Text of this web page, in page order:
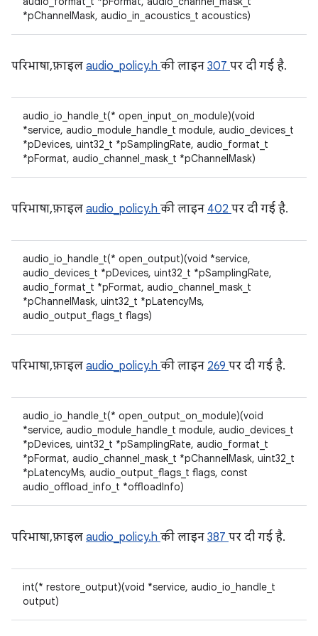
*pChannelMask, audio_in_acoustics_t acoustics)
परिभाषा, फ़ाइल audio_policy.h की लाइन 307 पर दी गई है.
audio_io_handle_t(* open_input_on_module)(void
*service, audio_module_handle_t module, audio_devices_t
*pDevices, uint32_t *pSamplingRate, audio_format_t
*pFormat, audio_channel_mask_t *pChannelMask)
परिभाषा, फ़ाइल audio_policy.h की लाइन 402 पर दी गई है.
audio_io_handle_t(* open_output)(void *service,
audio_devices_t *pDevices, uint32_t *pSamplingRate,
audio_format_t *pFormat, audio_channel_mask_t
*pChannelMask, uint32_t *pLatencyMs,
audio_output_flags_t flags)
परिभाषा, फ़ाइल audio_policy.h की लाइन 269 पर दी गई है.
audio_io_handle_t(* open_output_on_module)(void
*service, audio_module_handle_t module, audio_devices_t
*pDevices, uint32_t *pSamplingRate, audio_format_t
*pFormat, audio_channel_mask_t *pChannelMask, uint32_t
*pLatencyMs, audio_output_flags_t flags, const
audio_offload_info_t *offloadInfo)
परिभाषा, फ़ाइल audio_policy.h की लाइन 387 पर दी गई है.
int(* restore_output)(void *service, audio_io_handle_t
output)